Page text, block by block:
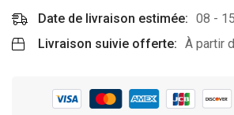
Date de livraison estimée: 08 -
Livraison suivie offerte: À partir